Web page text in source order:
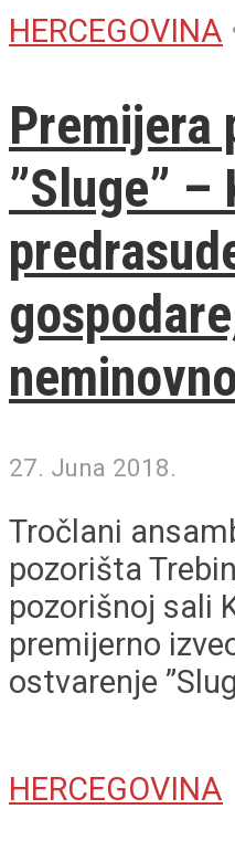
HERCEGOVINA
Premijera
”Sluge” –
27. Juna 2018.
Tročlani
pozorišta
pozorišnoj sali
premijerno
ostvarenje
HERCEGOVINA